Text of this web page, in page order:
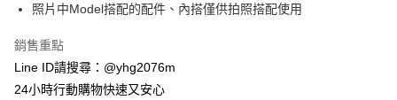
玉山商業銀行
星展（台灣）商業銀行
台灣樂天信用卡公司
貨到付款
照片中Model搭配的配件、內搭僅供拍照搭配使用
銷售重點
Line ID請搜尋：@yhg2076m
24小時行動購物快速又安心